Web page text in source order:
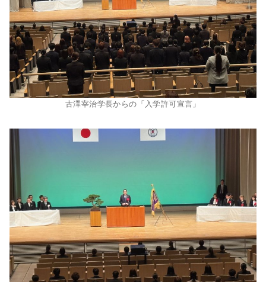
古澤宰治学長からの「入学許可宣言」